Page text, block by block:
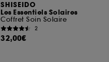
SHISEIDO
Les Essentiels Solaires
Coffret Soin Solaire
2
32,00€